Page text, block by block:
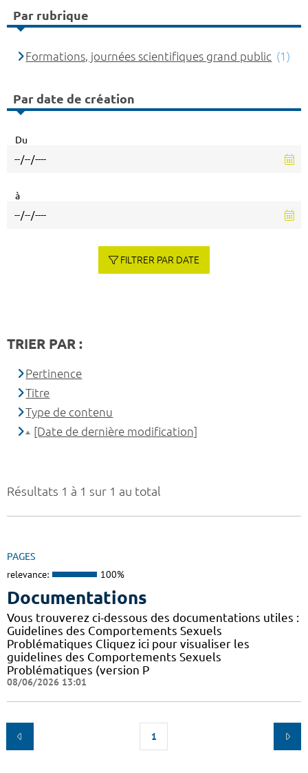
Résultats 1 à 1 sur 1 au total
PAGES
relevance: 100%
Documentations
Vous trouverez ci-dessous des documentations utiles :
Guidelines des Comportements Sexuels
Problématiques Cliquez ici pour visualiser les
guidelines des Comportements Sexuels
Problématiques (version P
08/06/2026 13:01
1
Par rubrique
Formations, journées scientifiques grand public (1)
Par date de création
Du
à
FILTRER PAR DATE
TRIER PAR :
Pertinence
Titre
Type de contenu
[Date de dernière modification]